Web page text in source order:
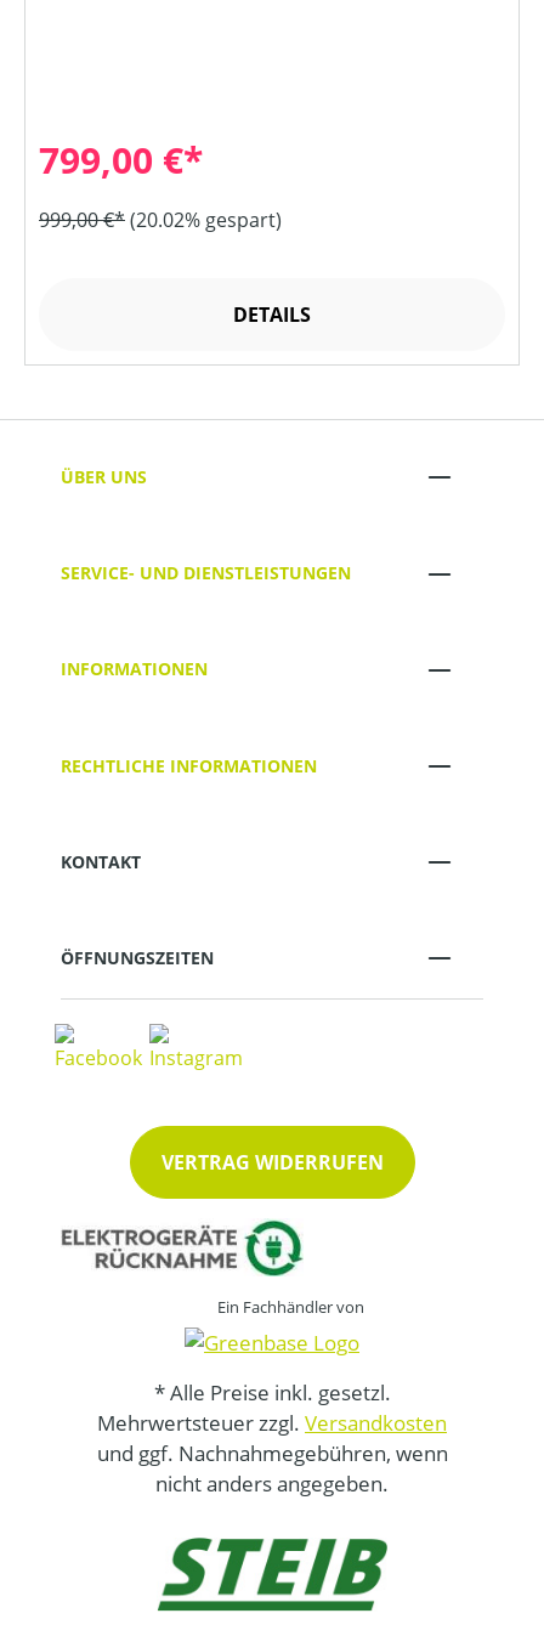
799,00 €*
999,00 €*(20.02% gespart)
DETAILS
ÜBER UNS
SERVICE- UND DIENSTLEISTUNGEN
INFORMATIONEN
RECHTLICHE INFORMATIONEN
KONTAKT
ÖFFNUNGSZEITEN
VERTRAG WIDERRUFEN
Ein Fachhändler von
* Alle Preise inkl. gesetzl.
Mehrwertsteuer zzgl. Versandkosten
und ggf. Nachnahmegebühren, wenn
nicht anders angegeben.